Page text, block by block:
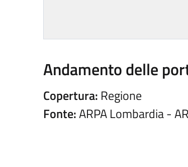
Andamento delle
Copertura: Regione
Fonte:ARPA Lombardia -